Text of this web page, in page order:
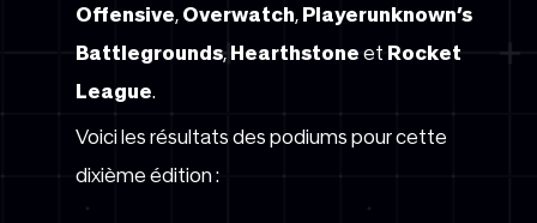
Offensive, Overwatch, Playerunknown’s
Battlegrounds, Hearthstone et Rocket
League.
Voici les résultats des podiums pour cette
dixième édition :